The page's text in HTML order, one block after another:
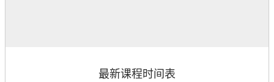
最新课程时间表